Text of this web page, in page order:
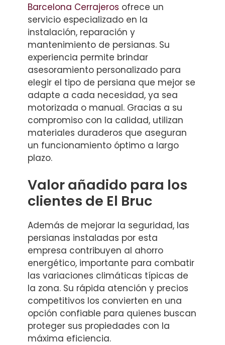
Barcelona Cerrajeros ofrece un
servicio especializado en la
instalación, reparación y
mantenimiento de persianas. Su
experiencia permite brindar
asesoramiento personalizado para
elegir el tipo de persiana que mejor se
adapte a cada necesidad, ya sea
motorizada o manual. Gracias a su
compromiso con la calidad, utilizan
materiales duraderos que aseguran
un funcionamiento óptimo a largo
plazo.
Valor añadido para los
clientes de El Bruc
Además de mejorar la seguridad, las
persianas instaladas por esta
empresa contribuyen al ahorro
energético, importante para combatir
las variaciones climáticas típicas de
la zona. Su rápida atención y precios
competitivos los convierten en una
opción confiable para quienes buscan
proteger sus propiedades con la
máxima eficiencia.